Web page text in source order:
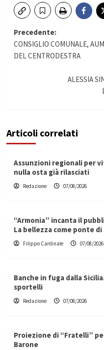
Navigazione
articolo
Precedente:
CONSIGLIO COMUNALE,
DEL CENTRODESTRA
ALESSIA
Articoli correlati
Assunzioni regionali per
nulla osta già rilasciati
Redazione 07/08/2026
“Armonia” incanta il
La bellezza come ponte
Filippo Cardinale 07/08/2026
Banche in fuga dalla
sportelli
Redazione 07/08/2026
Proiezione di “Fratelli”
Barone